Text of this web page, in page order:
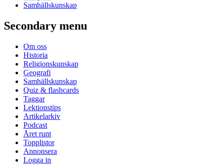
Samhällskunskap
Secondary menu
Om oss
Historia
Religionskunskap
Geografi
Samhällskunskap
Quiz & flashcards
Taggar
Lektionstips
Artikelarkiv
Podcast
Året runt
Topplistor
Annonsera
Logga in